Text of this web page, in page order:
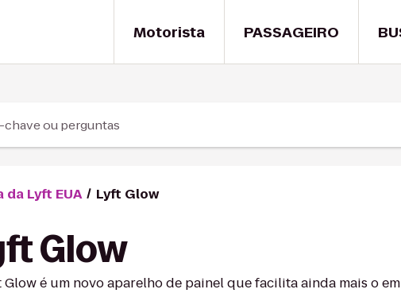
Motorista PASSAGEIRO
chave ou perguntas
da Lyft EUA Lyft Glow
Glow
Glow é um novo aparelho de painel que facilita ainda mais o